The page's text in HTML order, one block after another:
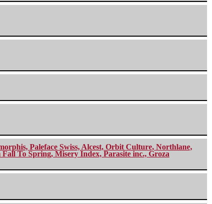
Paleface Swiss, Alcest, Orbit Culture, Northlane,
To Spring, Misery Index, Parasite inc., Groza